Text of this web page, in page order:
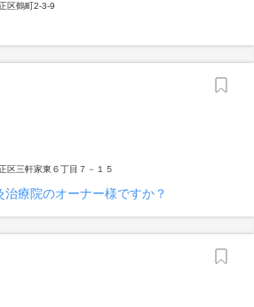
区鶴町2-3-9
区三軒家東６丁目７－１５
治療院のオーナー様ですか？